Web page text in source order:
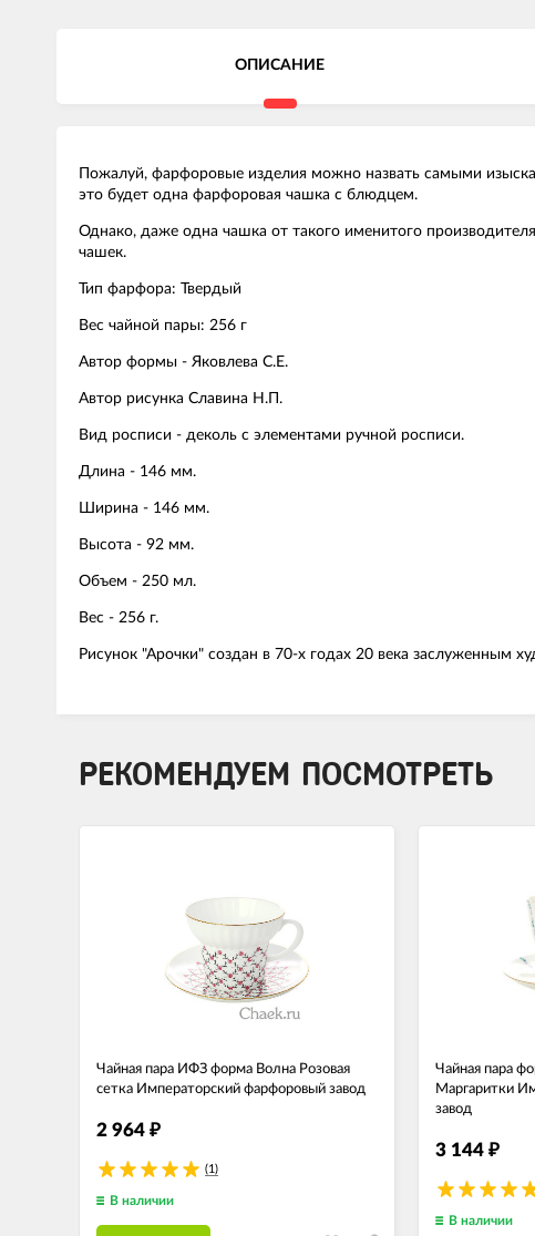
ОПИСАНИЕ
Пожалуй, фарфоровые изделия можно назвать самыми
это будет одна фарфоровая чашка с блюдцем.
Однако, даже одна чашка от такого именитого
чашек.
Тип фарфора: Твердый
Вес чайной пары: 256 г
Автор формы - Яковлева С.Е.
Автор рисунка Славина Н.П.
Вид росписи - деколь с элементами ручной росписи.
Длина - 146 мм.
Ширина - 146 мм.
Высота - 92 мм.
Объем - 250 мл.
Вес - 256 г.
Рисунок "Арочки" создан в 70-х годах 20 века заслуженным
РЕКОМЕНДУЕМ ПОСМОТРЕТЬ
Чайная пара ИФЗ форма Волна Розовая
сетка Императорский фарфоровый завод
2 964 ₽
(1)
В наличии
Чайная пара
Маргаритки
завод
3 144 ₽
В наличии